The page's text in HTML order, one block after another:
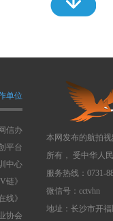
单位
信办
平台
中心
链》
线》
协会
本网发布的航拍
所有， 受中华人
服务热线：0731-
微信号：cctvhn
地址：长沙市开